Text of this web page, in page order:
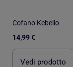
Cofano Kebello
14,99 €
Vedi prodotto